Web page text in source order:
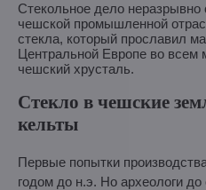
Стекольное дело неразрывно
чешской промышленной
стекла, который прославил
Центральной Европе во всем
чешский хрусталь.
Стекло в чешские
кельты
Первые попытки
годом до н.э. Но археологи до